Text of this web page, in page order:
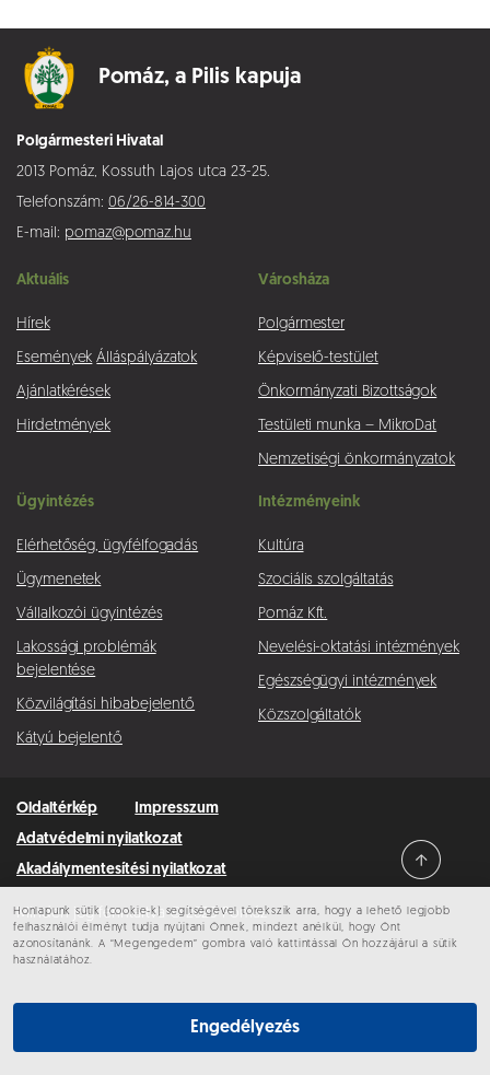
Honlapunk sütik (cookie-k) segítségével törekszik arra, hogy a lehető legjobb
felhasználói élményt tudja nyújtani Önnek, mindezt anélkül, hogy Önt
azonosítanánk. A “Megengedem” gombra való kattintással Ön hozzájárul a sütik
használatához.
Engedélyezés
Pomáz, a Pilis kapuja
Polgármesteri Hivatal
2013 Pomáz, Kossuth Lajos utca 23-25.
Telefonszám: 06/26-814-300
E-mail: pomaz@pomaz.hu
Aktuális
Hírek
Események Álláspályázatok
Ajánlatkérések
Hirdetmények
Városháza
Polgármester
Képviselő-testület
Önkormányzati Bizottságok
Testületi munka – MikroDat
Nemzetiségi önkormányzatok
Ügyintézés
Elérhetőség, ügyfélfogadás
Ügymenetek
Vállalkozói ügyintézés
Lakossági problémák
bejelentése
Közvilágítási hibabejelentő
Kátyú bejelentő
Intézményeink
Kultúra
Szociális szolgáltatás
Pomáz Kft.
Nevelési-oktatási intézmények
Egészségügyi intézmények
Közszolgáltatók
Oldaltérkép
Impresszum
Adatvédelmi nyilatkozat
Akadálymentesítési nyilatkozat
Minden jog fenntartva © 2026 Pomáz